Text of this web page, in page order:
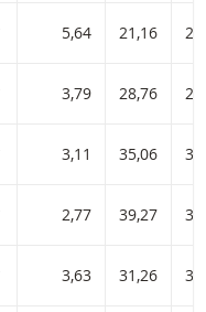
code:
5,64 21,16
code:
3,79 28,76
code:
3,11 35,06
code:
2,77 39,27
code:
3,63 31,26